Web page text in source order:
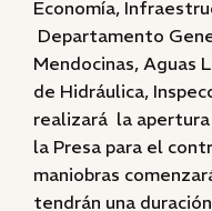
Economía,
Departamento
Mendocinas, Aguas
de Hidráulica,
realizará la
la Presa para el
maniobras
tendrán una